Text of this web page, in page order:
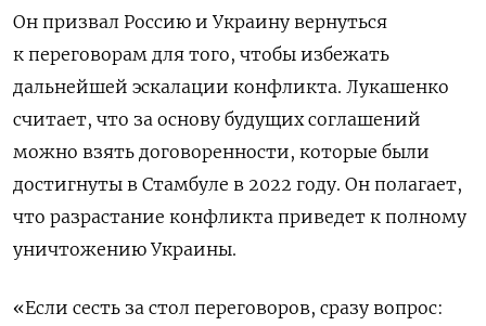
Он призвал Россию и Украину вернуться
к переговорам для того, чтобы избежать
дальнейшей эскалации конфликта. Лукашенко
считает, что за основу будущих соглашений
можно взять договоренности, которые были
достигнуты в Стамбуле в 2022 году. Он полагает,
что разрастание конфликта приведет к полному
уничтожению Украины.
«Если сесть за стол переговоров, сразу вопрос: